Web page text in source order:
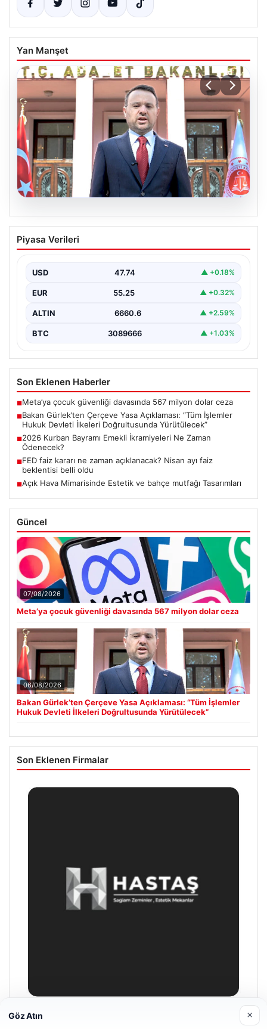
Yan Manşet
Bakan Gürlek’ten Çerçeve Yasa
Açıklaması: “Tüm İşlemler Hukuk
Yürütülecek”
Adalet Bakanı Akın Gürlek, terörle mücadelede yeni bir
dönemi başlatacak çerçeve yasanın Meclis’te kabul…
Piyasa Verileri
USD 47.74 ▲ +0.18%
EUR 55.25 ▲ +0.32%
ALTIN 6660.6 ▲ +2.59%
BTC 3089666 ▲ +1.03%
Son Eklenen Haberler
■Meta’ya çocuk güvenliği davasında 567 milyon dolar ceza
■Bakan Gürlek’ten Çerçeve Yasa Açıklaması: “Tüm İşlemler
Hukuk Devleti İlkeleri Doğrultusunda Yürütülecek”
■2026 Kurban Bayramı Emekli İkramiyeleri Ne Zaman
Ödenecek?
■FED faiz kararı ne zaman açıklanacak? Nisan ayı faiz
beklentisi belli oldu
■Açık Hava Mimarisinde Estetik ve bahçe mutfağı Tasarımları
Güncel
07/08/2026
Meta’ya çocuk güvenliği davasında 567 milyon dolar ceza
06/08/2026
Bakan Gürlek’ten Çerçeve Yasa Açıklaması: “Tüm İşlemler
Hukuk Devleti İlkeleri Doğrultusunda Yürütülecek”
Son Eklenen Firmalar
Hastaş Beton
Göz Atın ×